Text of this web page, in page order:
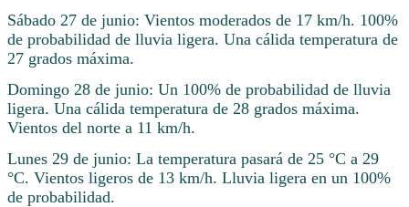
Sábado 27 de junio: Vientos moderados de 17 km/h. 100%
de probabilidad de lluvia ligera. Una cálida temperatura de
27 grados máxima.
Domingo 28 de junio: Un 100% de probabilidad de lluvia
ligera. Una cálida temperatura de 28 grados máxima.
Vientos del norte a 11 km/h.
Lunes 29 de junio: La temperatura pasará de 25 °C a 29
°C. Vientos ligeros de 13 km/h. Lluvia ligera en un 100%
de probabilidad.